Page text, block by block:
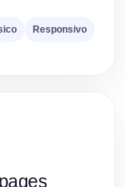
Responsivo